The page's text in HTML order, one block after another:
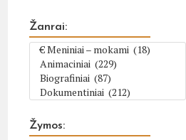
Žanrai:
Žymos: